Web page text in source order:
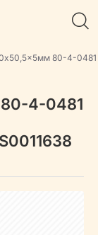
80-4-0481
4-0481